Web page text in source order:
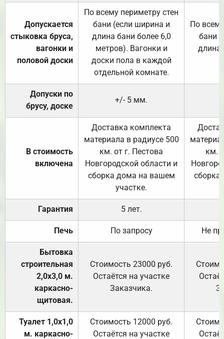
Допускается
стыковка бруса,
вагонки и
половой доски
По всему периметру стен
бани (если ширина и
длина бани более 6,0
метров). Вагонки и
доски пола в каждой
отдельной комнате.
По
бани
длина
Допуски по
брусу, доске
+/- 5 мм.
В стоимость
включена
Доставка комплекта
материала в радиусе 500
км. от г. Пестова
Новгородской области и
сборка дома на вашем
участке.
км.
Гарантия 5 лет.
Печь По запросу Не
Бытовка
строительная
2,0х3,0 м.
каркасно-
щитовая.
Стоимость 23000 руб.
Остаётся на участке
Заказчика.
Туалет 1,0х1,0
м. каркасно-
Стоимость 12000 руб.
Остаётся на участке